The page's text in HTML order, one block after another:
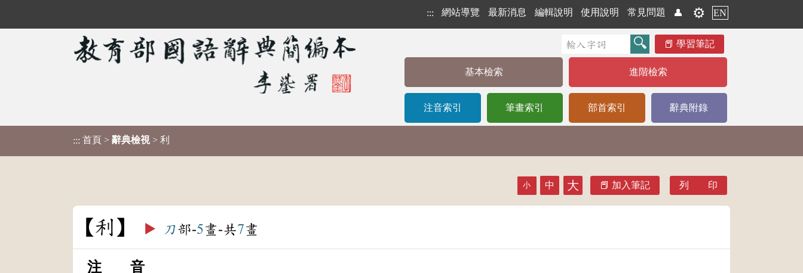
::: 網站導覽 最新消息 編輯說明 使用說明 常見問題 👤 ⚙️ EN
學習筆記
基本檢索 進階檢索
注音索引 筆畫索引 部首索引 辭典附錄
::: 首頁 > 辭典檢視 > 利
小 中 大 加入筆記 列 印
利 ▶️ 刀部-5畫-共7畫
注 音